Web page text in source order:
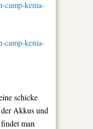
schicke
Akkus und
man